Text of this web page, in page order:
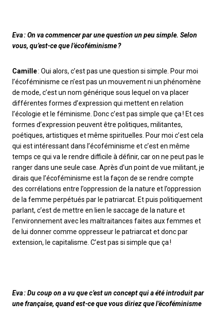
Eva : On va commencer par une question un peu simple. Selon
vous, qu’est-ce que l’écoféminisme ?
Camille: Oui alors, c’est pas une question si simple . Pour moi
l’écoféminisme ce n’est pas un mouvement ni un phénomène
de mode, c’est un nom générique sous lequel on va placer
différentes formes d’expression qui mettent en relation
l’écologie et le féminisme. Donc c’est pas simple que ça ! Et ces
formes d’expression peuvent être politiques, militantes,
poétiques, artistiques et même spirituelles. Pour moi c’est cela
qui est intéressant dans l’écoféminisme et c’est en même
temps ce qui va le rendre difficile à définir, car on ne peut pas le
ranger dans une seule case. Après d’un point de vue militant, je
dirais que l’écoféminisme est la façon de se rendre compte
des corrélations entre l’oppression de la nature et l’oppression
de la femme perpétués par le patriarcat . Et puis politiquement
parlant, c’est de mettre en lien le saccage de la nature et
l’environnement avec les maltraitances faites aux femmes et
de lui donner comme oppresseur le patriarcat et donc par
extension, le capitalisme C’est pas si simple que ça !
Eva : Du coup on a vu que c’est un concept qui a été introduit par
une française, quand est-ce que vous diriez que l’écoféminisme